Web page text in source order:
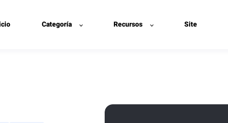
Categoría Recursos Site